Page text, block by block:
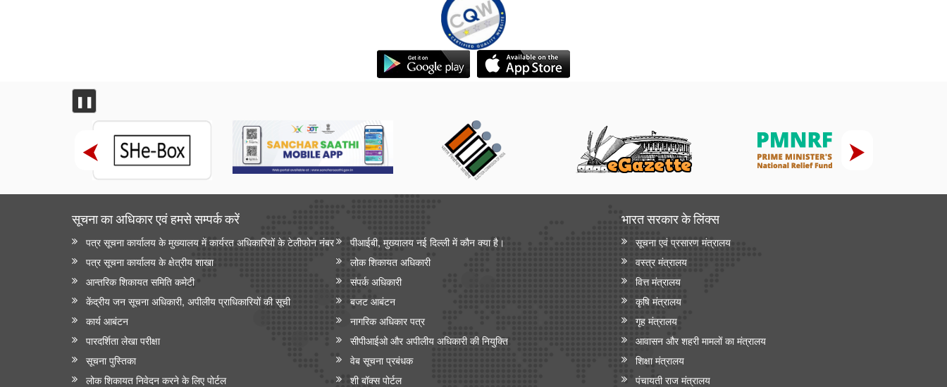
❚❚
सूचना का अधिकार एवं हमसे सम्‍पर्क करें
पत्र सूचना कार्यालय के मुख्यालय में कार्यरत अधिकारियों के टेलीफोन नंबर
पीआईबी, मुख्यालय नई दिल्ली में कौन क्या है।
पत्र सूचना कार्यालय के क्षेत्रीय शाखा
लोक शिकायत अधिकारी
आन्‍तरिक शिकायत समिति कमेटी
संपर्क अधिकारी
केंद्रीय जन सूचना अधिकारी, अपीलीय प्राधिकारियों की सूची
बजट आबंटन
कार्य आबंटन
नागरिक अधिकार पत्र
पारदर्शिता लेखा परीक्षा
सीपीआईओ और अपी‍लीय अधिकारी की नियुक्ति
सूचना पुस्तिका
वेब सूचना प्रबंधक
लोक शिकायत निवेदन करने के लिए पोर्टल
शी बॉक्स पोर्टल
भारत सरकार के लिंक्‍स
सूचना एवं प्रसारण मंत्रालय
वस्त्र मंत्रालय
वित्त मंत्रालय
कृषि मंत्रालय
गृह मंत्रालय
आवासन और शहरी मामलों का मंत्रालय
शिक्षा मंत्रालय
पंचायती राज मंत्रालय